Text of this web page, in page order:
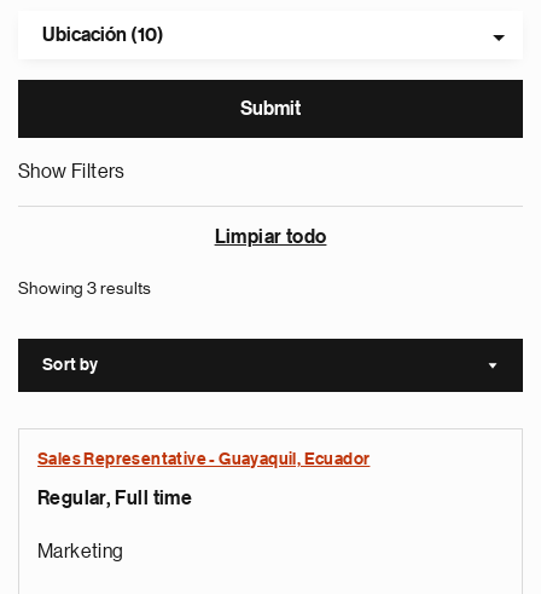
Ubicación (10)
Show Filters
Limpiar todo
Showing 3 results
Sort by Sort
Sales Representative - Guayaquil, Ecuador
Regular, Full time
Marketing